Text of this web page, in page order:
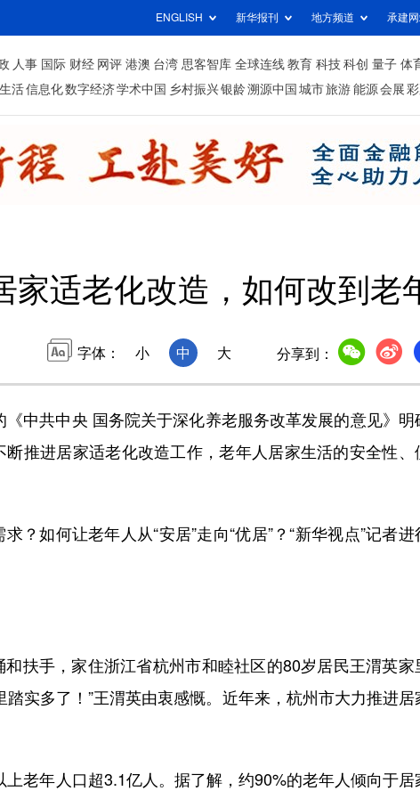
ENGLISH 新华报刊 地方频道 承建
人事 国际 财经 网评 港澳 台湾 思客智库 全球连线 教育 科技 科创 量子 体
活信息化数字经济学术中国 乡村振兴银龄溯源中国 城市旅游 能源 会展
家适老化改造，如何改到老
字体： 小 中 大 分享到：
共中央 国务院关于深化养老服务改革发展的意见》明
推进居家适老化改造工作，老年人居家生活的安全性、
如何让老年人从“安居”走向“优居”？“新华视点”记者进
手，家住浙江省杭州市和睦社区的80岁居民王渭英家
实多了！”王渭英由衷感慨。近年来，杭州市大力推进居
年人口超3.1亿人。据了解，约90%的老年人倾向于居